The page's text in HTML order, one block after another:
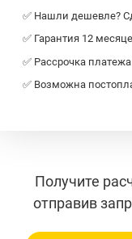
✅ Нашли дешевле?
✅ Гарантия 12
✅ Рассрочка
✅ Возможна
Получите
отправив